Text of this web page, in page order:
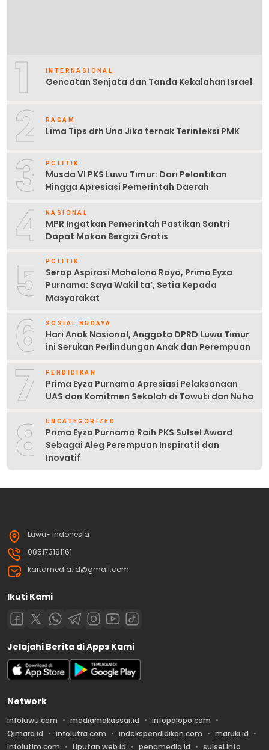
1 INTERNASIONAL
Gencatan Senjata dan Tanda Kekalahan Israel
2 RAGAM
Lima Tips drh Una Jika ternak Terinfeksi PMK
3 POLITIK
Musda VI PKS Luwu Timur: Dari Pelantikan
Hingga Apresiasi Pemerintah Daerah
4 NASIONAL
MPR Ingatkan Pemerintah Pastikan Santri
Dapat Makan Bergizi Gratis
5 POLITIK
Serap Aspirasi Mahalona Raya, Prima Eyza
Purnama: Saya Wakil ta’, Setia Kepada
Masyarakat
6 SOSIAL BUDAYA
Hari Anak Nasional, Anggota DPRD Luwu Timur
ini Serukan Perlindungan Anak dan Perempuan
7 PENDIDIKAN
Prima Eyza Purnama Apresiasi Pelaksanaan
UAS dan Komitmen Sekolah di Towuti dan Nuha
8 UNCATEGORIZED
Prima Eyza Purnama Raih PKS Sulsel Award
Sebagai Aleg Perempuan Inspiratif dan
Inovatif
Luwu- Indonesia
085173181161
kartamedia.id@gmail.com
Ikuti Kami
Jelajahi Berita di Apps Kami
Network
infoluwu.com mediamakassar.id
infopalopo.com
Qimara.id
infolutra.com indekspendidikan.com
maruki.id
infolutim.com
Liputan.web.id penamedia.id sulsel.info